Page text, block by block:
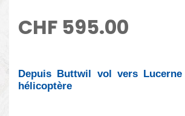
CHF 595.00
Depuis Buttwil vol vers
hélicoptère